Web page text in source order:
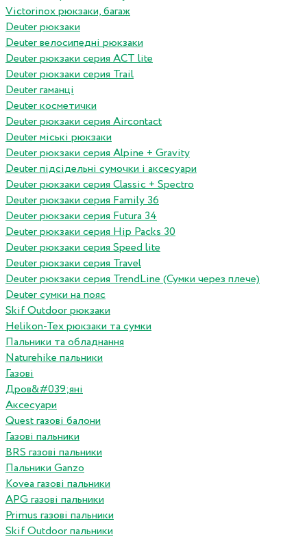
Victorinox рюкзаки, багаж
Deuter рюкзаки
Deuter велосипедні рюкзаки
Deuter рюкзаки серия ACT lite
Deuter рюкзаки серия Trail
Deuter гаманці
Deuter косметички
Deuter рюкзаки серия Aircontact
Deuter міські рюкзаки
Deuter рюкзаки серия Alpine + Gravity
Deuter підсідельні сумочки і аксесуари
Deuter рюкзаки серия Classic + Spectro
Deuter рюкзаки серия Family 36
Deuter рюкзаки серия Futura 34
Deuter рюкзаки серия Hip Packs 30
Deuter рюкзаки серия Speed lite
Deuter рюкзаки серия Travel
Deuter рюкзаки серия TrendLine (Сумки через плече)
Deuter сумки на пояс
Skif Outdoor рюкзаки
Helikon-Tex рюкзаки та сумки
Пальники та обладнання
Naturehike пальники
Газові
Дров&#039;яні
Аксесуари
Quest газові балони
Газові пальники
BRS газові пальники
Пальники Ganzo
Kovea газові пальники
APG газові пальники
Primus газові пальники
Skif Outdoor пальники